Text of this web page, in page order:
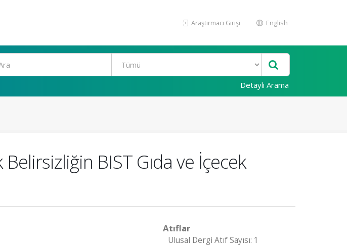
Araştırmacı Girişi English
Detaylı Arama
BIST Gıda ve İçecek
Atıflar
Ulusal Dergi Atıf Sayısı: 1